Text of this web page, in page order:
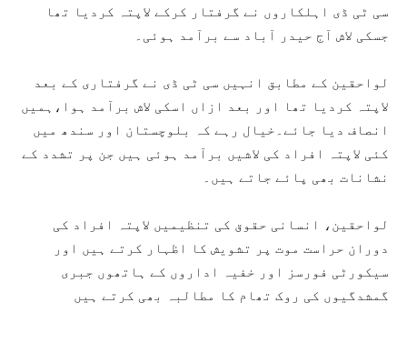
سی ٹی ڈی اہلکاروں نے گرفتار کرکے لاپتہ کردیا تھا
جسکی لاش آج حیدر آباد سے برآمد ہوئی۔
لواحقین کے مطابق انہیں سی ٹی ڈی نے گرفتاری کے بعد
لاپتہ کردیا تھا اور بعد ازاں اسکی لاش برآمد ہوا،ہمیں
انصاف دیا جائے۔خیال رہے کہ بلوچستان اور سندھ میں
کئی لاپتہ افراد کی لاشیں برآمد ہوئی ہیں جن پر تشدد کے
نشانات بھی پائے جاتے ہیں۔
لواحقین، انسانی حقوق کی تنظیمیں لاپتہ افراد کی
دوران حراست موت پر تشویش کا اظہار کرتے ہیں اور
سیکورٹی فورسز اور خفیہ اداروں کے ہاتھوں جبری
گمشدگیوں کی روک تھام کا مطالبہ بھی کرتے ہیں